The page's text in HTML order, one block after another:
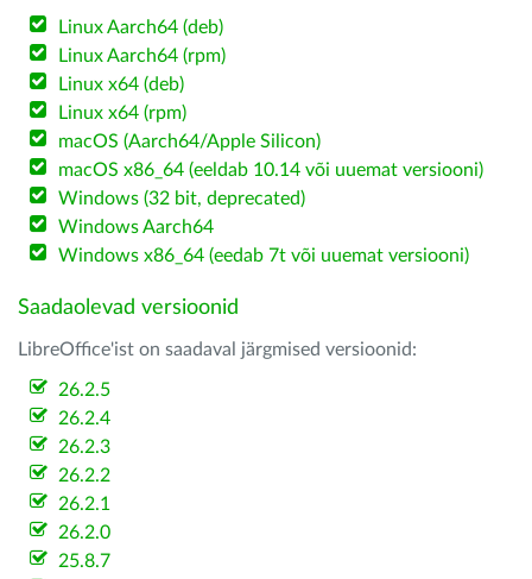
Linux Aarch64 (deb)
Linux Aarch64 (rpm)
Linux x64 (deb)
Linux x64 (rpm)
macOS (Aarch64/Apple Silicon)
macOS x86_64 (eeldab 10.14 või uuemat versiooni)
Windows (32 bit, deprecated)
Windows Aarch64
Windows x86_64 (eedab 7t või uuemat versiooni)
Saadaolevad versioonid
LibreOffice'ist on saadaval järgmised versioonid:
26.2.5
26.2.4
26.2.3
26.2.2
26.2.1
26.2.0
25.8.7